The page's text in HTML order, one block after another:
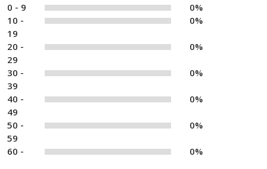
0 - 9
0%
10 -
19
0%
20 -
29
0%
30 -
39
0%
40 -
49
0%
50 -
59
0%
60 - 0%